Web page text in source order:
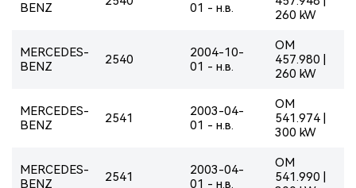
BENZ
01 - н.в.
260 kW
MERCEDES-
BENZ
2540
2004-10-
01 - н.в.
OM
457.980 |
260 kW
MERCEDES-
BENZ
2541
2003-04-
01 - н.в.
OM
541.974 |
300 kW
MERCEDES-
BENZ
2541
2003-04-
01 - н.в.
OM
541.990 |